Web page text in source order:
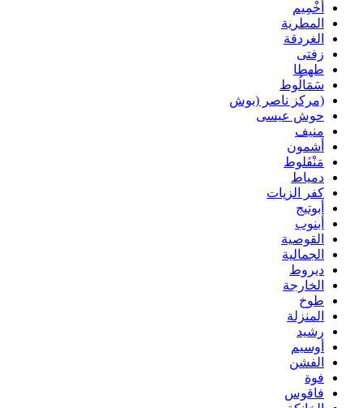
أخْمِيم
المطرية
الغردقة
زفتى
طهطا
سَمَالُوط
(مركز ناصر (بوش
حوش عيسى
منيف
أشمون
مَنْفَلوط
دمياط
كفر الزيات
أبوتيج
أبنوب
القوصية
الجمالية
ديروط
الخارجة
طوخ
المنزلة
رشيد
أوسيم
الفشن
فوة
فاقوس